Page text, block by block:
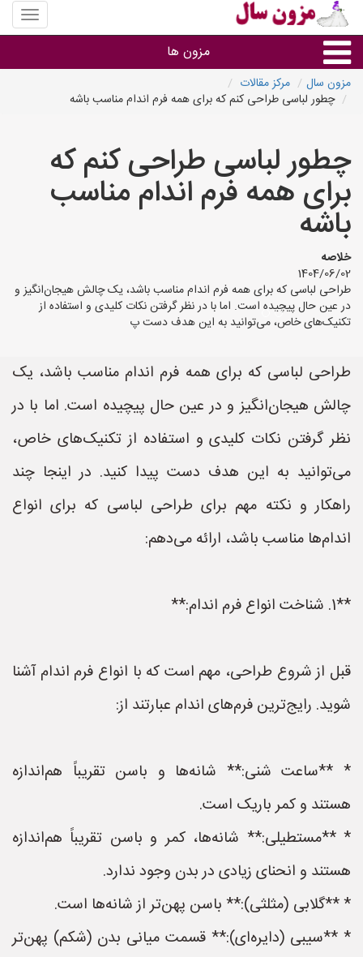
منوی
سایت
سال
مزون ها
گروه ها
استان ها
مزون سال
مرکز مقالات
چطور لباسی طراحی کنم که برای همه فرم اندام مناسب باشه
چطور لباسی طراحی کنم که
برای همه فرم اندام مناسب
باشه
خلاصه
1404/06/02
طراحی لباسی که برای همه فرم اندام مناسب باشد، یک چالش هیجان‌انگیز و
در عین حال پیچیده است. اما با در نظر گرفتن نکات کلیدی و استفاده از
تکنیک‌های خاص، می‌توانید به این هدف دست پ
طراحی لباسی که برای همه فرم اندام مناسب باشد، یک
چالش هیجان‌انگیز و در عین حال پیچیده است. اما با در
نظر گرفتن نکات کلیدی و استفاده از تکنیک‌های خاص،
می‌توانید به این هدف دست پیدا کنید. در اینجا چند
راهکار و نکته مهم برای طراحی لباسی که برای انواع
اندام‌ها مناسب باشد، ارائه می‌دهم:
**1. شناخت انواع فرم اندام:**
قبل از شروع طراحی، مهم است که با انواع فرم اندام آشنا
شوید. رایج‌ترین فرم‌های اندام عبارتند از:
* **ساعت شنی:** شانه‌ها و باسن تقریباً هم‌اندازه
هستند و کمر باریک است.
* **مستطیلی:** شانه‌ها، کمر و باسن تقریباً هم‌اندازه
هستند و انحنای زیادی در بدن وجود ندارد.
* **گلابی (مثلثی):** باسن پهن‌تر از شانه‌ها است.
* **سیبی (دایره‌ای):** قسمت میانی بدن (شکم) پهن‌تر